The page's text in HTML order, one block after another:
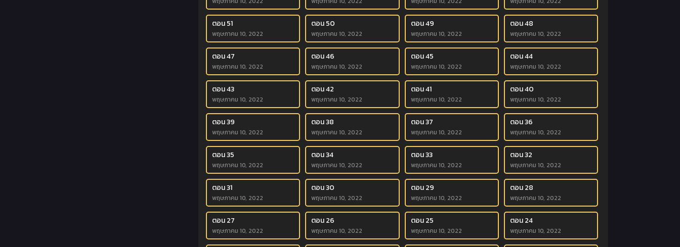
ตอน 51
พฤษภาคม 10, 2022
ตอน 50
พฤษภาคม 10, 2022
ตอน 49
พฤษภาคม 10, 2022
ตอน 48
พฤษภาคม 10, 2022
ตอน 47
พฤษภาคม 10, 2022
ตอน 46
พฤษภาคม 10, 2022
ตอน 45
พฤษภาคม 10, 2022
ตอน 44
พฤษภาคม 10, 2022
ตอน 43
พฤษภาคม 10, 2022
ตอน 42
พฤษภาคม 10, 2022
ตอน 41
พฤษภาคม 10, 2022
ตอน 40
พฤษภาคม 10, 2022
ตอน 39
พฤษภาคม 10, 2022
ตอน 38
พฤษภาคม 10, 2022
ตอน 37
พฤษภาคม 10, 2022
ตอน 36
พฤษภาคม 10, 2022
ตอน 35
พฤษภาคม 10, 2022
ตอน 34
พฤษภาคม 10, 2022
ตอน 33
พฤษภาคม 10, 2022
ตอน 32
พฤษภาคม 10, 2022
ตอน 31
พฤษภาคม 10, 2022
ตอน 30
พฤษภาคม 10, 2022
ตอน 29
พฤษภาคม 10, 2022
ตอน 28
พฤษภาคม 10, 2022
ตอน 27
พฤษภาคม 10, 2022
ตอน 26
พฤษภาคม 10, 2022
ตอน 25
พฤษภาคม 10, 2022
ตอน 24
พฤษภาคม 10, 2022